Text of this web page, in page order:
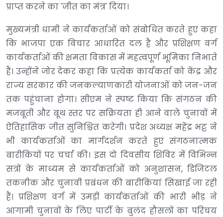
प्राप्त करने का 'जीत का मंत्र' दिया।
मुख्यमंत्री धामी ने कार्यकर्ताओं को संबोधित करते हुए कहा
कि भाजपा एक विचार आधारित दल है और प्रशिक्षण वर्ग
कार्यकर्ताओं की क्षमता विकास में महत्वपूर्ण भूमिका निभाते
हैं। उन्होंने जोर देकर कहा कि प्रत्येक कार्यकर्ता को केंद्र और
राज्य सरकार की जनकल्याणकारी योजनाओं को जन-जन
तक पहुंचाना होगा। सीएम ने स्पष्ट किया कि संगठन की
मजबूती और बूथ स्तर पर सक्रियता ही आने वाले चुनावों में
ऐतिहासिक जीत सुनिश्चित करेगी। प्रदेश अध्यक्ष महेंद्र भट्ट ने
भी कार्यकर्ताओं का मार्गदर्शन करते हुए संगठनात्मक
बारीकियों पर चर्चा की। इस दो दिवसीय शिविर में विभिन्न
सत्रों के माध्यम से कार्यकर्ताओं को अनुशासन, डिजिटल
तकनीक और चुनावी प्रबंधन की बारीकियां सिखाई जा रही
हैं। प्रशिक्षण वर्ग में उमड़ी कार्यकर्ताओं की भारी भीड़ ने
आगामी चुनावों के लिए पार्टी के बुलंद हौसलों का परिचय